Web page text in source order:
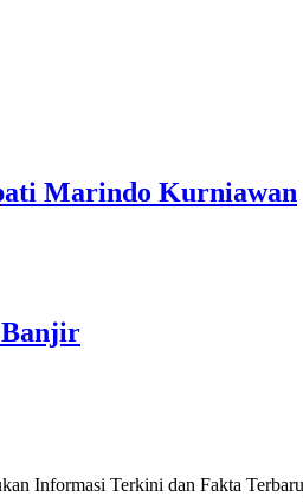
Marindo Kurniawan
Banjir
Informasi Terkini dan Fakta